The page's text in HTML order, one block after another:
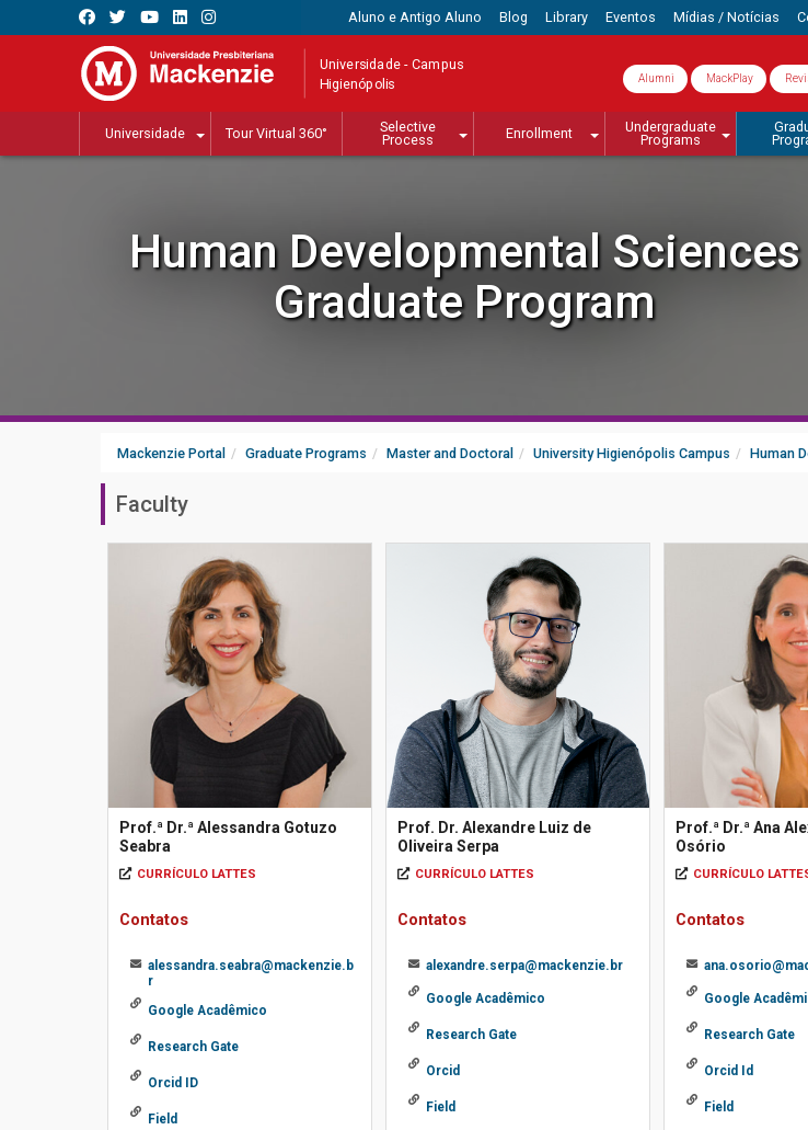
Aluno e Antigo Aluno Blog Library Eventos Mídias / Notícias
Universidade - Campus
Higienópolis Alumni MackPlay
Universidade Tour Virtual 360°
Selective
Process
Enrollment
Undergraduate
Programs
Human Developmental Sciences
Graduate Program
Mackenzie Portal Graduate Programs Master and Doctoral University Higienópolis Campus Human
Faculty
Prof.ª Dr.ª Alessandra Gotuzo
Seabra
CURRÍCULO LATTES
Contatos
alessandra.seabra@mackenzie.b
r
Google Acadêmico
Research Gate
Orcid ID
Field
Prof. Dr. Alexandre Luiz de
Oliveira Serpa
CURRÍCULO LATTES
Contatos
alexandre.serpa@mackenzie.br
Google Acadêmico
Research Gate
Orcid
Field
Prof.ª Dr.ª Ana
Osório
CURRÍCULO
Contatos
Google
Research Gate
Orcid Id
Field